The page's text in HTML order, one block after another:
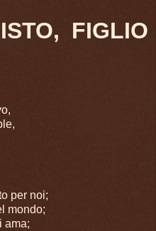
FIGLIO
per noi;
mondo;
ama;